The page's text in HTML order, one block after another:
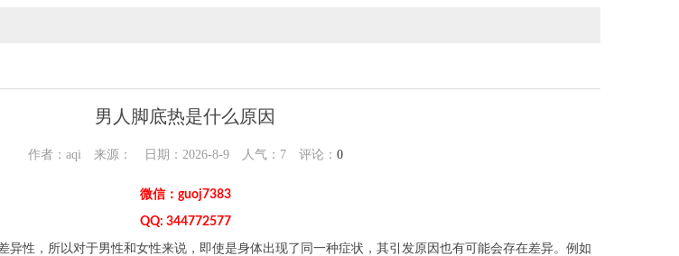
男人脚底热是什么原因
作者：aqi 来源： 日期：2026-8-9 人气： 7评论： 0
微信：guoj7383
QQ: 344772577
异性，所以对于男性和女性来说，即使是身体出现了同一种症状，其引发原因也有可能会存在差异。例如